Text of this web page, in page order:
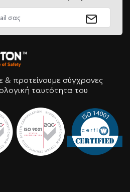
& προτείνουμε σύγχρονες
ταυτότητα του